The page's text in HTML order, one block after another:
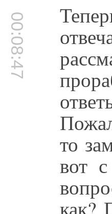
00:08:47
то
вот
как?